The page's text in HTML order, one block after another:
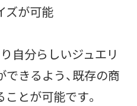
が可能
自分らしいジュエリ
きるよう、既存の商
とが可能です。